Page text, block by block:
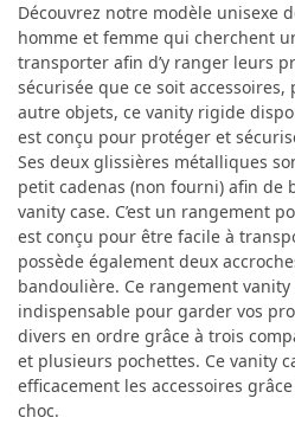
Découvrez notre modèle unisexe
homme et femme qui cherchent
transporter afin d’y ranger leurs
sécurisée que ce soit
autre objets, ce vanity rigide
est conçu pour protéger et
Ses deux glissières métalliques
petit cadenas (non fourni) afin de
vanity case. C’est un rangement
est conçu pour être facile à
possède également deux
bandoulière. Ce rangement vanity
indispensable pour garder vos
divers en ordre grâce à trois
et plusieurs pochettes. Ce vanity
efficacement les accessoires
choc.